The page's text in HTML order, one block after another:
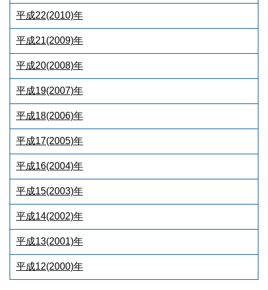
平成22(2010)年
平成21(2009)年
平成20(2008)年
平成19(2007)年
平成18(2006)年
平成17(2005)年
平成16(2004)年
平成15(2003)年
平成14(2002)年
平成13(2001)年
平成12(2000)年